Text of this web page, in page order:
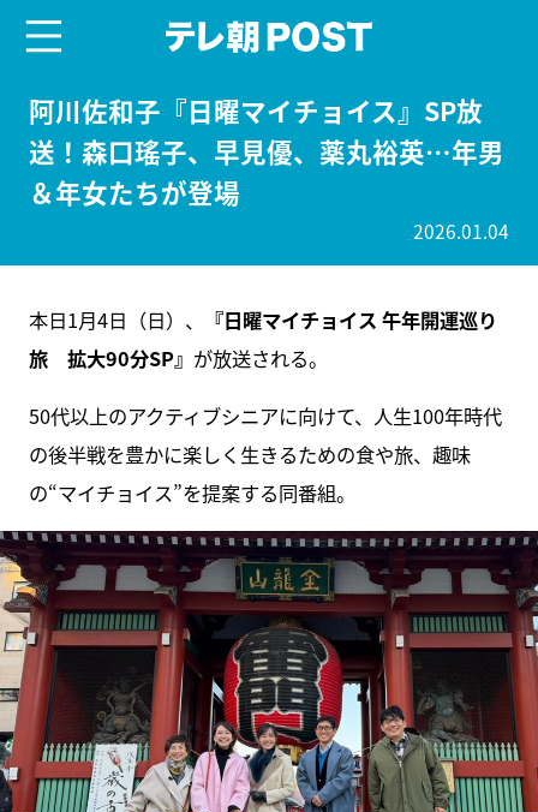
阿川佐和子『日曜マイチョイス』SP放
送！森口瑤子、早見優、薬丸裕英…年男
＆年女たちが登場
2026.01.04
本日1月4日（日）、
『日曜マイチョイス 午年開運巡り
旅 拡大90分SP』 が放送される。
50代以上のアクティブシニアに向けて、人生100年時代
の後半戦を豊かに楽しく生きるための食や旅、趣味
の“マイチョイス”を提案する同番組。